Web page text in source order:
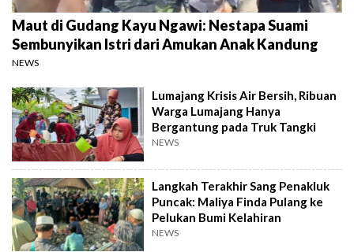
Maut di Gudang Kayu Ngawi: Nestapa Suami
Sembunyikan Istri dari Amukan Anak Kandung
NEWS
Lumajang Krisis Air Bersih, Ribuan
Warga Lumajang Hanya
Bergantung pada Truk Tangki
NEWS
Langkah Terakhir Sang Penakluk
Puncak: Maliya Finda Pulang ke
Pelukan Bumi Kelahiran
NEWS